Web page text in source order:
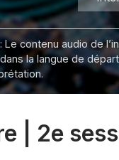
contenu audio de
la langue de
| 2e